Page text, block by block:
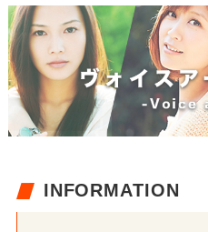
INFORMATION